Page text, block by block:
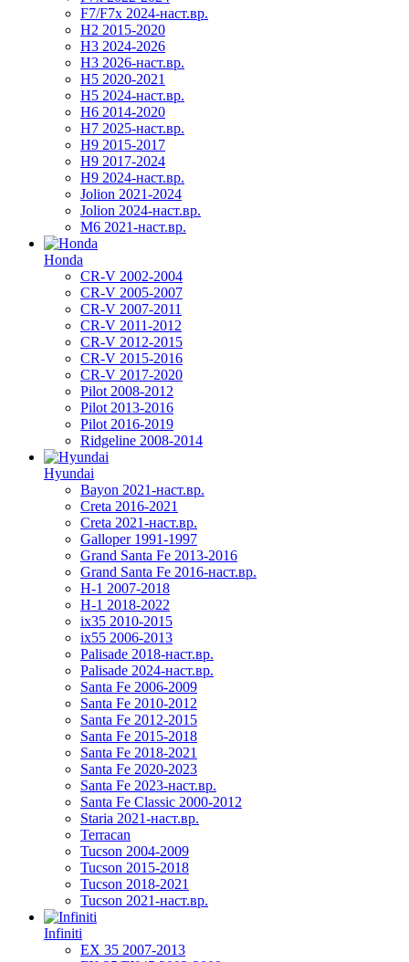
F7/F7x 2024-наст.вр.
H2 2015-2020
H3 2024-2026
H3 2026-наст.вр.
H5 2020-2021
H5 2024-наст.вр.
H6 2014-2020
H7 2025-наст.вр.
H9 2015-2017
H9 2017-2024
H9 2024-наст.вр.
Jolion 2021-2024
Jolion 2024-наст.вр.
М6 2021-наст.вр.
Honda
CR-V 2002-2004
CR-V 2005-2007
CR-V 2007-2011
CR-V 2011-2012
CR-V 2012-2015
CR-V 2015-2016
CR-V 2017-2020
Pilot 2008-2012
Pilot 2013-2016
Pilot 2016-2019
Ridgeline 2008-2014
Hyundai
Bayon 2021-наст.вр.
Creta 2016-2021
Creta 2021-наст.вр.
Galloper 1991-1997
Grand Santa Fe 2013-2016
Grand Santa Fe 2016-наст.вр.
H-1 2007-2018
H-1 2018-2022
ix35 2010-2015
ix55 2006-2013
Palisade 2018-наст.вр.
Palisade 2024-наст.вр.
Santa Fe 2006-2009
Santa Fe 2010-2012
Santa Fe 2012-2015
Santa Fe 2015-2018
Santa Fe 2018-2021
Santa Fe 2020-2023
Santa Fe 2023-наст.вр.
Santa Fe Classic 2000-2012
Staria 2021-наст.вр.
Terracan
Tucson 2004-2009
Tucson 2015-2018
Tucson 2018-2021
Tucson 2021-наст.вр.
Infiniti
EX 35 2007-2013